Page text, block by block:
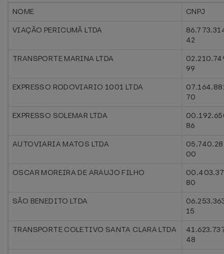
NOME
CNPJ
VIAÇÃO PERICUMÃ LTDA
42
TRANSPORTE MARINA LTDA
99
EXPRESSO RODOVIARIO 1001 LTDA
70
EXPRESSO SOLEMAR LTDA
86
AUTOVIARIA MATOS LTDA
00
OSCAR MOREIRA DE ARAUJO FILHO
80
SÃO BENEDITO LTDA
15
TRANSPORTE COLETIVO SANTA CLARA LTDA
48